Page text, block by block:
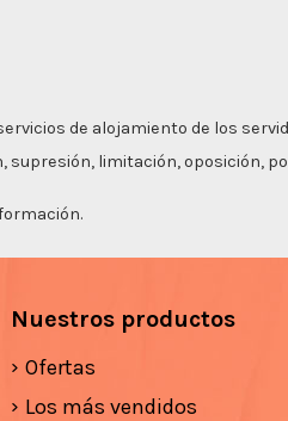
de alojamiento de los
limitación, oposición,
Nuestros productos
Ofertas
Los más vendidos